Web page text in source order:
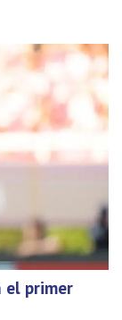
el primer